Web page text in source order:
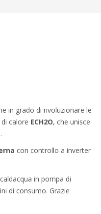
in grado di rivoluzionare le
calore ECH2O, che unisce
con controllo a inverter
in pompa di
di consumo. Grazie